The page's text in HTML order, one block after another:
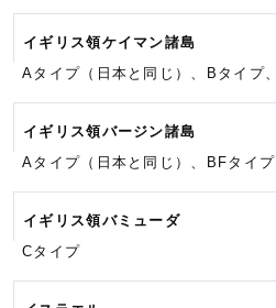
イギリス領ケイマン諸島
Aタイプ（日本と同じ）、Bタイプ、
イギリス領バージン諸島
Aタイプ（日本と同じ）、BFタイプ
イギリス領バミューダ
Cタイプ